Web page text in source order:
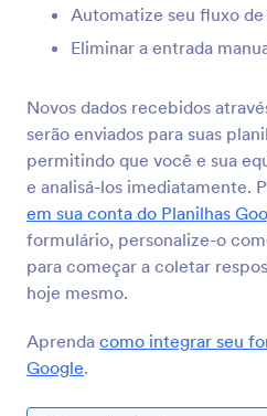
Automatize seu fluxo
Eliminar a entrada
Novos dados recebidos
serão enviados para suas
permitindo que você e sua
e analisá-los imediatamente.
em sua conta do Planilhas
formulário, personalize-o
para começar a coletar
hoje mesmo.
Aprenda como integrar seu
Google.
OneDrive
Airtable
Sincronize respostas
planilhas
Egnyte
armazenamento de